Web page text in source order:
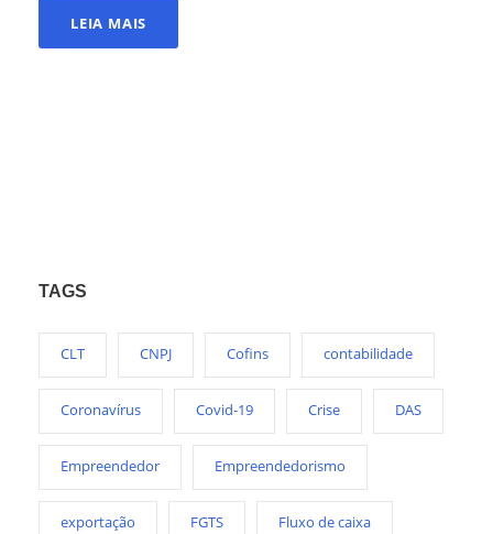
LEIA MAIS
TAGS
CLT CNPJ Cofins contabilidade
Coronavírus Covid-19 Crise DAS
Empreendedor Empreendedorismo
exportação FGTS Fluxo de caixa